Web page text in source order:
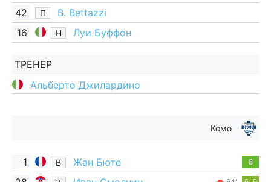
42
П
B. Bettazzi
16
Н Луи Буффон
ТРЕНЕР
Альберто Джилардино
Комо
1 В Жан Бюте 8